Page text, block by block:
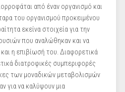
από έναν οργανισμό και
του οργανισμού προκειμένου
εκείνα στοιχεία για την
που αναλώθηκαν και να
η επιβίωσή του. Διαφορετικά
διατροφικές συμπεριφορές
των μοναδικών μεταβολισμών
για να καλύψουν μια